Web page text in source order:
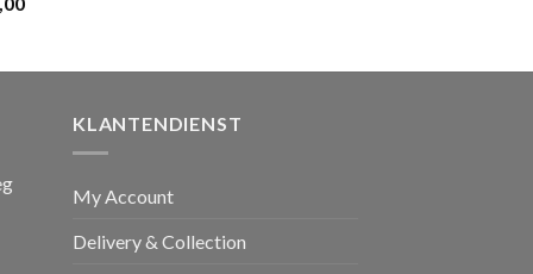
€ 1.650,00.
KLANTENDIENST
My Account
Delivery & Collection